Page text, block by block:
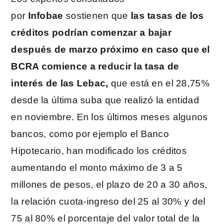
por Infobae sostienen que las tasas de los
créditos podrían comenzar a bajar
después de marzo próximo en caso que el
BCRA comience a reducir la tasa de
interés de las Lebac, que está en el 28,75%
desde la última suba que realizó la entidad
en noviembre. En los últimos meses algunos
bancos, como por ejemplo el Banco
Hipotecario, han modificado los créditos
aumentando el monto máximo de 3 a 5
millones de pesos, el plazo de 20 a 30 años,
la relación cuota-ingreso del 25 al 30% y del
75 al 80% el porcentaje del valor total de la